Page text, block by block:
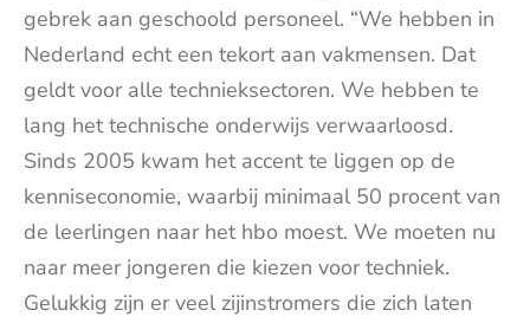
gebrek aan geschoold personeel. “We hebben in
Nederland echt een tekort aan vakmensen. Dat
geldt voor alle technieksectoren. We hebben te
lang het technische onderwijs verwaarloosd.
Sinds 2005 kwam het accent te liggen op de
kenniseconomie, waarbij minimaal 50 procent van
de leerlingen naar het hbo moest. We moeten nu
naar meer jongeren die kiezen voor techniek.
Gelukkig zijn er veel zijinstromers die zich laten